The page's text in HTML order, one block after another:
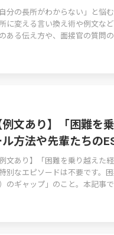
自分の長所がわからない」と悩
に変える言い換え術や例文な
ある伝え方や、面接官の質問の
例文あり】「困難を
ル方法や先輩たちの
例文あり】「困難を乗り越えた
別なエピソードは不要です。
のギャップ」のこと。本記事